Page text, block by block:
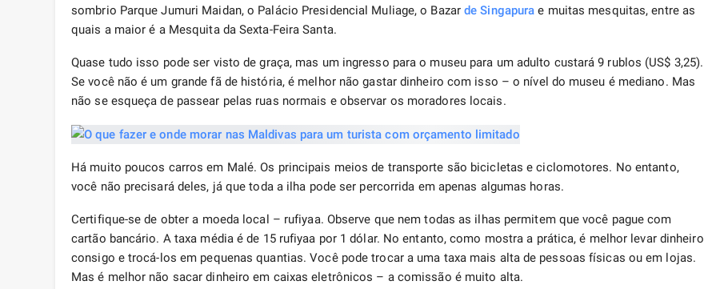
sombrio Parque Jumuri Maidan, o Palácio Presidencial Muliage, o Bazarde Singapura e muitas mesquitas, entre as
quais a maior é a Mesquita da Sexta-Feira Santa.
Quase tudo isso pode ser visto de graça, mas um ingresso para o museu para um adulto custará 9 rublos (US$ 3,25).
Se você não é um grande fã de história, é melhor não gastar dinheiro com isso – o nível do museu é mediano. Mas
não se esqueça de passear pelas ruas normais e observar os moradores locais.
Há muito poucos carros em Malé. Os principais meios de transporte são bicicletas e ciclomotores. No entanto,
você não precisará deles, já que toda a ilha pode ser percorrida em apenas algumas horas.
Certifique-se de obter a moeda local – rufiyaa. Observe que nem todas as ilhas permitem que você pague com
cartão bancário. A taxa média é de 15 rufiyaa por 1 dólar. No entanto, como mostra a prática, é melhor levar dinheiro
consigo e trocá-los em pequenas quantias. Você pode trocar a uma taxa mais alta de pessoas físicas ou em lojas.
Mas é melhor não sacar dinheiro em caixas eletrônicos – a comissão é muito alta.